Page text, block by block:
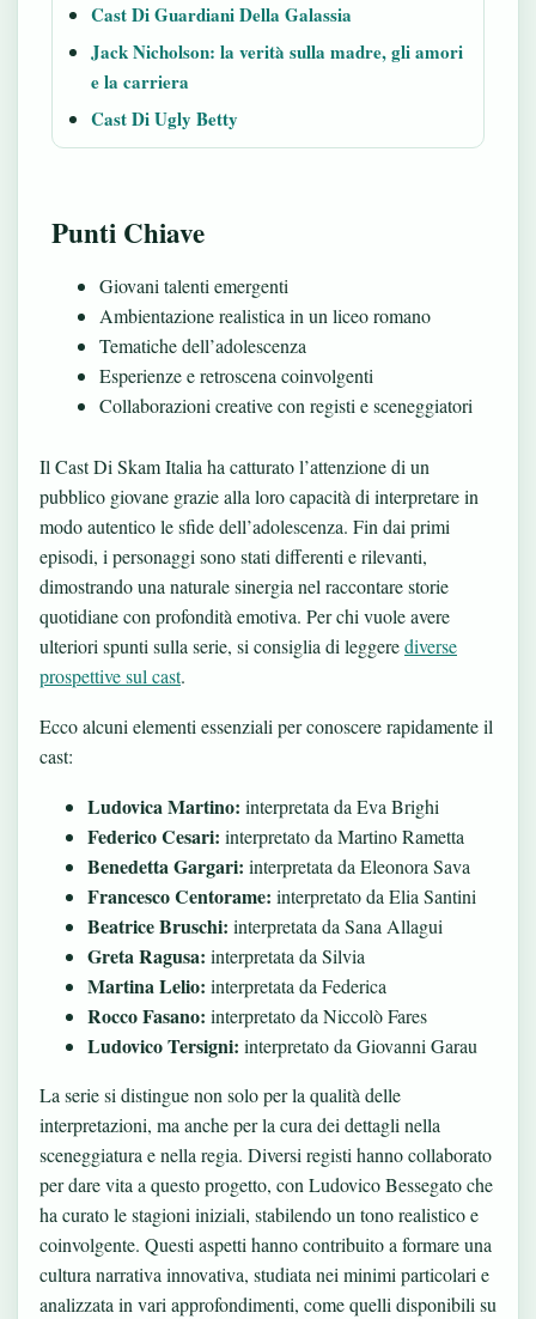
Cast Di Guardiani Della Galassia
Jack Nicholson: la verità sulla madre, gli amori
e la carriera
Cast Di Ugly Betty
Punti Chiave
Giovani talenti emergenti
Ambientazione realistica in un liceo romano
Tematiche dell’adolescenza
Esperienze e retroscena coinvolgenti
Collaborazioni creative con registi e sceneggiatori
Il Cast Di Skam Italia ha catturato l’attenzione di un
pubblico giovane grazie alla loro capacità di interpretare in
modo autentico le sfide dell’adolescenza. Fin dai primi
episodi, i personaggi sono stati differenti e rilevanti,
dimostrando una naturale sinergia nel raccontare storie
quotidiane con profondità emotiva. Per chi vuole avere
ulteriori spunti sulla serie, si consiglia di leggerediverse
prospettive sul cast.
Ecco alcuni elementi essenziali per conoscere rapidamente il
cast:
Ludovica Martino: interpretata da Eva Brighi
Federico Cesari: interpretato da Martino Rametta
Benedetta Gargari: interpretata da Eleonora Sava
Francesco Centorame: interpretato da Elia Santini
Beatrice Bruschi: interpretata da Sana Allagui
Greta Ragusa: interpretata da Silvia
Martina Lelio: interpretata da Federica
Rocco Fasano: interpretato da Niccolò Fares
Ludovico Tersigni: interpretato da Giovanni Garau
La serie si distingue non solo per la qualità delle
interpretazioni, ma anche per la cura dei dettagli nella
sceneggiatura e nella regia. Diversi registi hanno collaborato
per dare vita a questo progetto, con Ludovico Bessegato che
ha curato le stagioni iniziali, stabilendo un tono realistico e
coinvolgente. Questi aspetti hanno contribuito a formare una
cultura narrativa innovativa, studiata nei minimi particolari e
analizzata in vari approfondimenti, come quelli disponibili su